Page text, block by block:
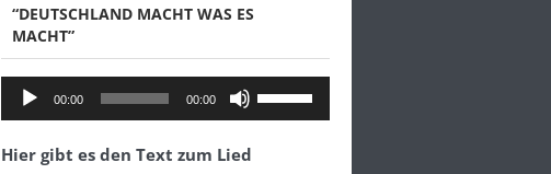
“DEUTSCHLAND MACHT WAS ES
MACHT”
Audio-
Player
00:00 00:00
Hier gibt es den Text zum Lied